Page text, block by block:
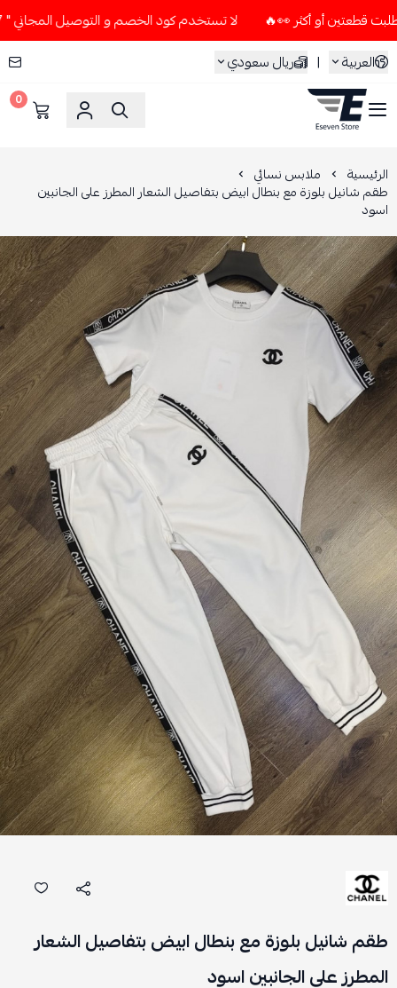
لا تستخدم كود الخصم و التوصيل المجاني " N7 " إلا إذا طلبت قطعتين أو أكثر 👀🔥
العربية
| ريال سعودي
ESEVEN STORE
0
الرئيسية ملابس نسائي
طقم شانيل بلوزة مع بنطال ابيض بتفاصيل الشعار المطرز على الجانبين
اسود
طقم شانيل بلوزة مع بنطال ابيض بتفاصيل الشعار
المطرز على الجانبين اسود